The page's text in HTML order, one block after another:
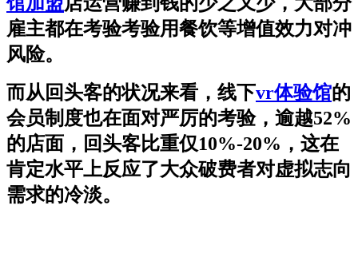
雇主都在考验考验用餐饮等增值效力对冲
风险。
而从回头客的状况来看，线下vr体验馆的
会员制度也在面对严厉的考验，逾越52%
的店面，回头客比重仅10%-20%，这在
肯定水平上反应了大众破费者对虚拟志向
需求的冷淡。